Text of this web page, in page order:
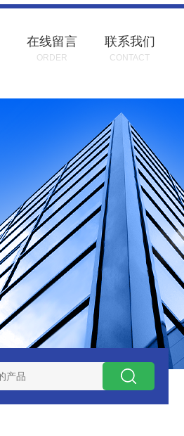
在线留言
ORDER
联系我们
CONTACT
实验室小型高温马弗炉 陶瓷纤维